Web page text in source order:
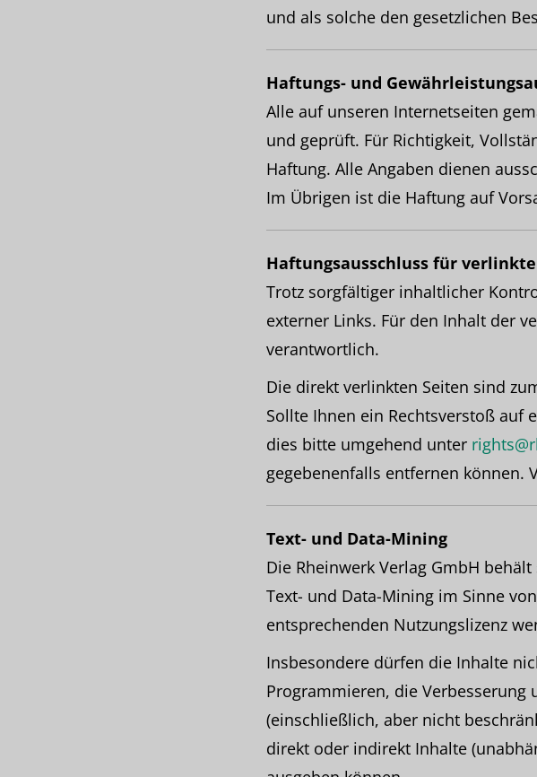
und als solche den gesetzlichen
Haftungs- und
Alle auf unseren Internetseiten
und geprüft. Für Richtigkeit,
Haftung. Alle Angaben dienen
Im Übrigen ist die Haftung auf
Haftungsausschluss für
Trotz sorgfältiger inhaltlicher
externer Links. Für den Inhalt der
verantwortlich.
Die direkt verlinkten Seiten sind
Sollte Ihnen ein Rechtsverstoß auf
dies bitte umgehend unter
gegebenenfalls entfernen können.
Text- und Data-Mining
Die Rheinwerk Verlag GmbH
Text- und Data-Mining im Sinne
entsprechenden Nutzungslizenz
Insbesondere dürfen die Inhalte
Programmieren, die Verbesserung
(einschließlich, aber nicht
direkt oder indirekt Inhalte